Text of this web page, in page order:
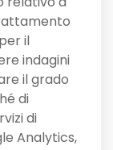
il
indagini
il grado
di
di
Analytics,